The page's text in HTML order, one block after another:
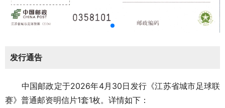
发行通告
中国邮政定于2026年4月30日发行《江苏省城市足球联
赛》普通邮资明信片1套1枚。详情如下：